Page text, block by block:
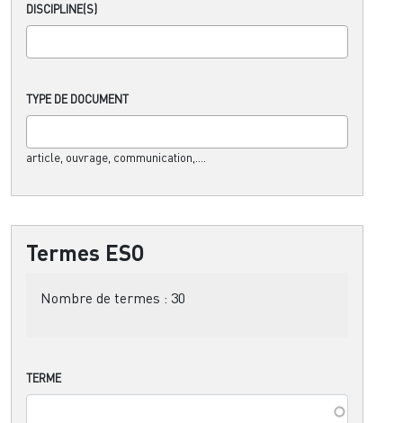
DISCIPLINE(S)
TYPE DE DOCUMENT
article, ouvrage, communication,....
Termes ESO
Nombre de termes : 30
TERME